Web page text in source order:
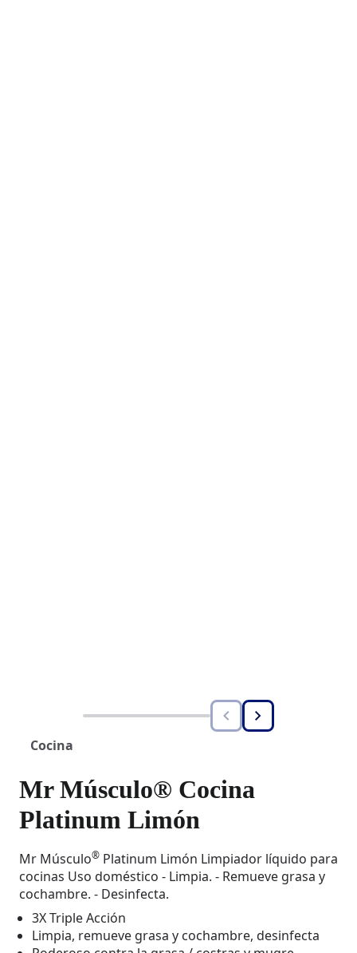
Cocina
Mr Músculo® Cocina
Platinum Limón
Mr Músculo® Platinum Limón Limpiador líquido para
cocinas Uso doméstico - Limpia. - Remueve grasa y
cochambre. - Desinfecta.
3X Triple Acción
Limpia, remueve grasa y cochambre, desinfecta